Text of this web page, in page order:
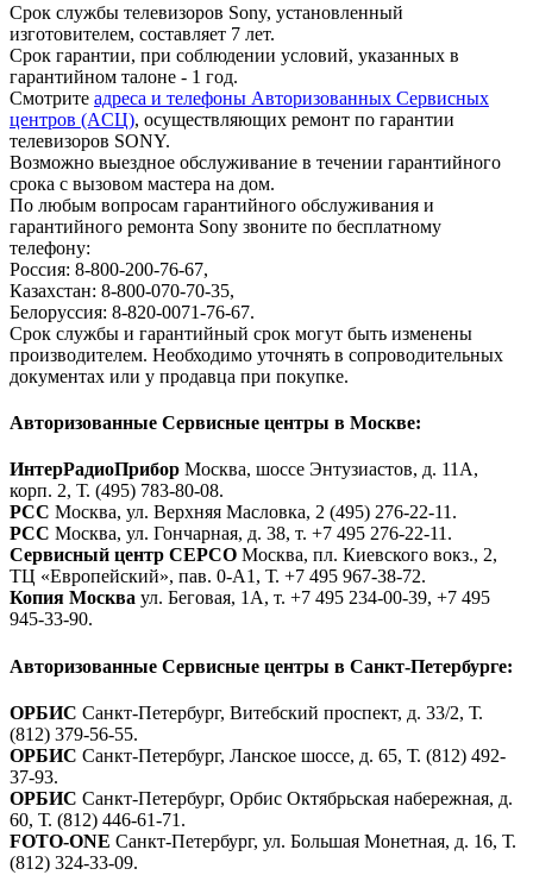
Срок службы телевизоров Sony, установленный
изготовителем, составляет 7 лет.
Срок гарантии, при соблюдении условий, указанных в
гарантийном талоне - 1 год.
Смотрите адреса и телефоны Авторизованных Сервисных
центров (AСЦ), осуществляющих ремонт по гарантии
телевизоров SONY.
Возможно выездное обслуживание в течении гарантийного
срока с вызовом мастера на дом.
По любым вопросам гарантийного обслуживания и
гарантийного ремонта Sony звоните по бесплатному
телефону:
Россия: 8-800-200-76-67,
Казахстан: 8-800-070-70-35,
Белоруссия: 8-820-0071-76-67.
Срок службы и гарантийный срок могут быть изменены
производителем. Необходимо уточнять в сопроводительных
документах или у продавца при покупке.
Авторизованные Сервисные центры в Москве:
ИнтерРадиоПрибор Москва, шоссе Энтузиастов, д. 11А,
корп. 2, Т. (495) 783-80-08.
РСС Москва, ул. Верхняя Масловка, 2 (495) 276-22-11.
РСС Москва, ул. Гончарная, д. 38, т. +7 495 276-22-11.
Сервисный центр СЕРСО Москва, пл. Киевского вокз., 2,
ТЦ «Европейский», пав. 0-А1, Т. +7 495 967-38-72.
Копия Москва ул. Беговая, 1А, т. +7 495 234-00-39, +7 495
945-33-90.
Авторизованные Сервисные центры в Санкт-Петербурге:
ОРБИС Санкт-Петербург, Витебский проспект, д. 33/2, Т.
(812) 379-56-55.
ОРБИС Санкт-Петербург, Ланское шоссе, д. 65, Т. (812) 492-
37-93.
ОРБИС Санкт-Петербург, Орбис Октябрьская набережная, д.
60, Т. (812) 446-61-71.
FOTO-ONE Санкт-Петербург, ул. Большая Монетная, д. 16, Т.
(812) 324-33-09.